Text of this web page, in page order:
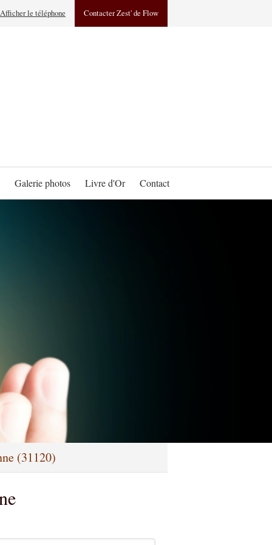
Contacter Zest' de Flow
Afficher le téléphone
Galerie photos Livre d'Or Contact
(31120)